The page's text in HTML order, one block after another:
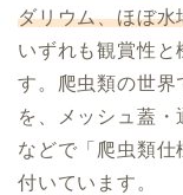
ダリウム、ほぼ
いずれも観賞性
す。爬虫類の世界
を、メッシュ蓋
などで「爬虫類
付いています。